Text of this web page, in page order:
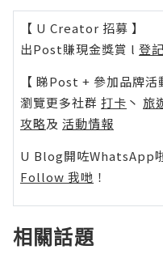
【 U Creator 招募 】
出Post賺現金獎賞 l 登
【 睇Post + 參加品牌活
瀏覽更多社群 打卡 丶 旅
攻略及 活動情報
U Blog開咗WhatsApp
Follow 我哋 ！
相關話題